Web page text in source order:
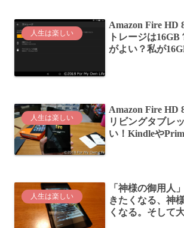
人生は楽しい
Amazon Fire HD
トレージは
がよい？私が
人生は楽しい
Amazon Fire HD
リビングタブレ
い！Kindleや
人生は楽しい
「神様の御用人
きたくなる、神
くなる。そして